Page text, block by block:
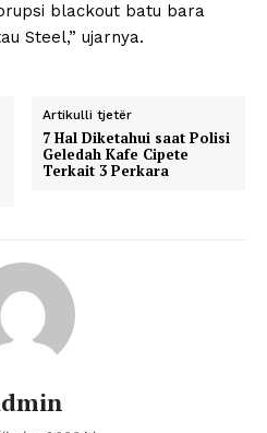
blackout batu bara
Steel,” ujarnya.
Artikulli tjetër
7 Hal Diketahui saat Polisi
Geledah Kafe Cipete
Terkait 3 Perkara